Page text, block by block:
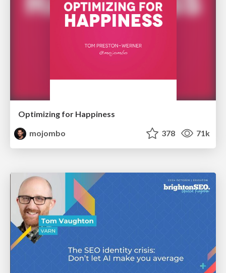
Optimizing for Happiness
mojombo
378 71k